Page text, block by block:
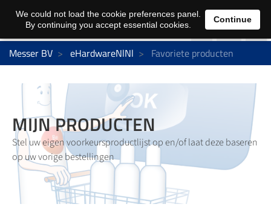
0
Messer BV eHardwareNlNl Favoriete producten
MIJN PRODUCTEN
Stel uw eigen voorkeursproductlijst op en/of laat deze baseren
op uw vorige bestellingen
We could not load the cookie preferences panel.
By continuing you accept essential cookies.
Continue